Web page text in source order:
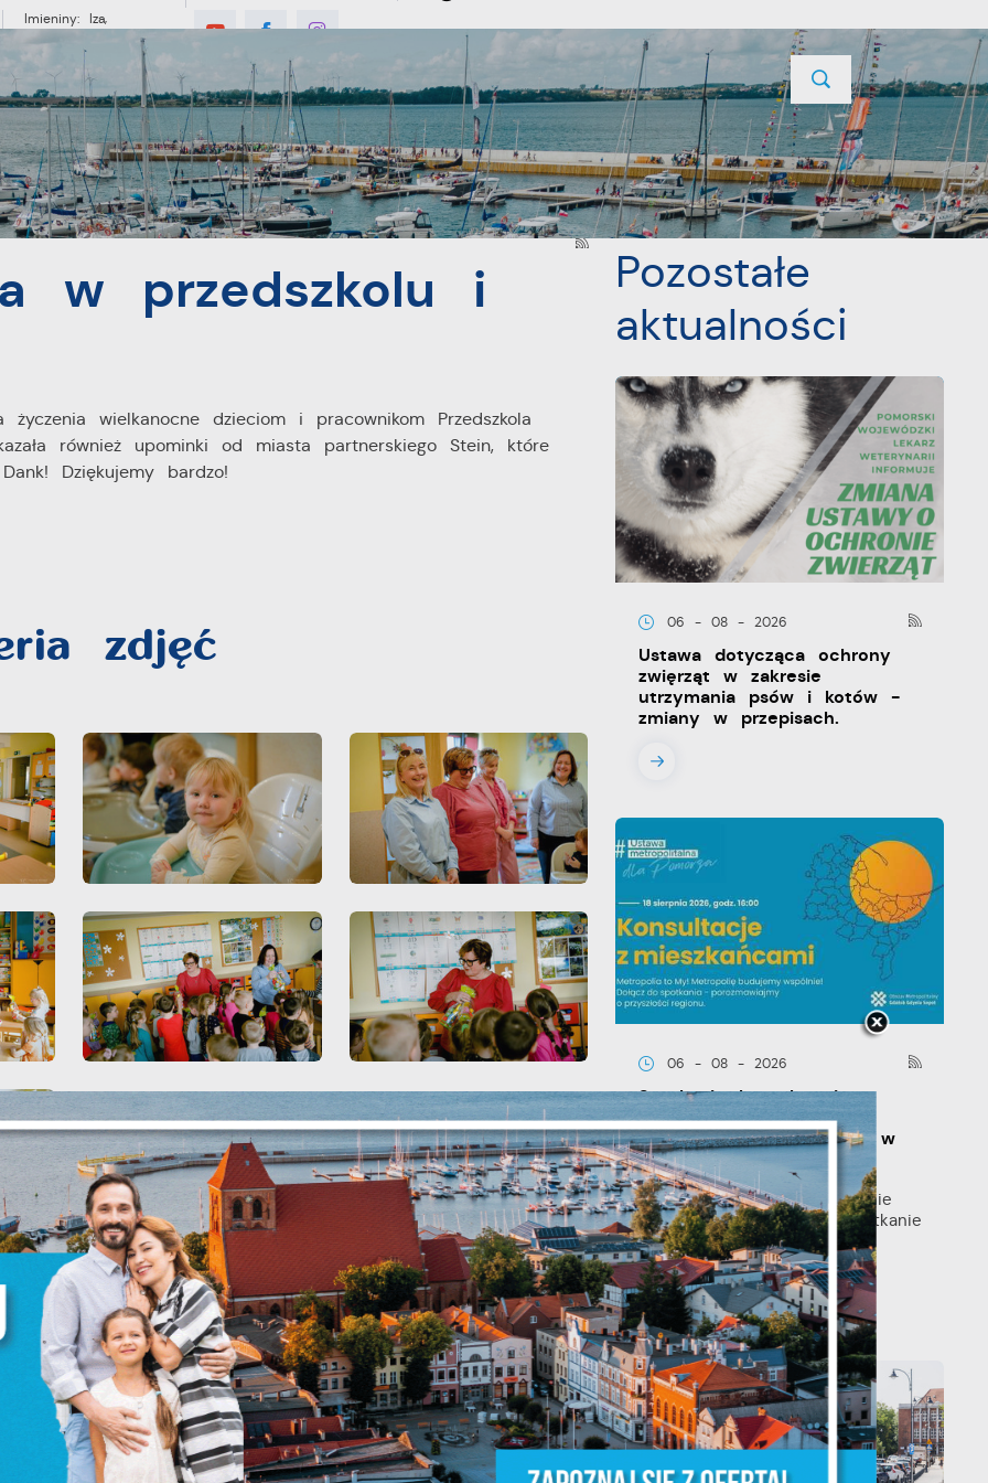
Imieniny: Iza,
Cyprian, Dominik
MIESZKANIEC TURYSTYKA INWESTYCJE PROJEKTY UNIJNE KONTAKT
i żłobku POPRZEDNI NASTĘPNY
w przedszkolu i
życzenia wielkanocne dzieciom i pracownikom Przedszkola
również upominki od miasta partnerskiego Stein, które
Dziękujemy bardzo!
zdjęć
POPRZEDNI NASTĘPNY
Pozostałe
aktualności
06 - 08 - 2026
Ustawa dotycząca ochrony
zwięrząt w zakresie
utrzymania psów i kotów -
zmiany w przepisach.
06 - 08 - 2026
Spotkanie konsultacyjne
poświęcone powołaniu
związku metropolitalnego w
województwie pomorskim
Szanowni Państwo, serdecznie
zapraszamy na otwarte spotkanie
konsultacyjne, poświęcone
powołaniu...
Twoją prywatność. Możesz zmienić ustawienia cookies lub
je wszystkie. W dowolnym momencie możesz dokonać zmiany
ustawień.
pliki cookies służą do prawidłowego funkcjonowania strony
i umożliwiają Ci komfortowe korzystanie z oferowanych przez
usług.
cookies odpowiadają na podejmowane przez Ciebie działania w celu
dostosowania Twoich ustawień preferencji prywatności, logowania czy
formularzy. Dzięki plikom cookies strona, z której korzystasz, może
bez zakłóceń.
i personalizacyjne